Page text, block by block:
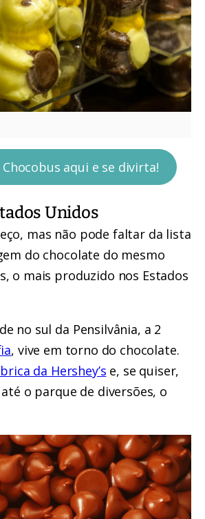
Chocobus aqui e se divirta!
Unidos
mas não pode faltar da lista
do chocolate do mesmo
o mais produzido nos Estados
no sul da Pensilvânia, a 2
, vive em torno do chocolate.
da Hershey’s e, se quiser,
o parque de diversões, o